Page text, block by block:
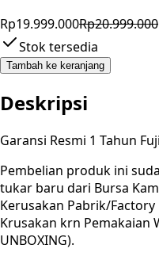
Rp19.999.000Rp20.999.000
Stok tersedia
Tambah ke keranjang
Deskripsi
Garansi Resmi 1 Tahun
Pembelian produk ini
tukar baru dari Bursa
Kerusakan Pabrik/
Krusakan krn Pemakaian
UNBOXING).